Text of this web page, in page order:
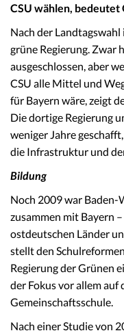
CSU wählen, bedeutet
Nach der
grüne Regierung. Zwar
ausgeschlossen, aber
CSU alle Mittel und
für Bayern wäre, zeigt
Die dortige Regierung
weniger Jahre
die Infrastruktur und
Bildung
Noch 2009 war
zusammen mit Bayern
ostdeutschen Länder
stellt den
Regierung der Grünen
der Fokus vor allem auf
Gemeinschaftsschule.
Nach einer Studie von